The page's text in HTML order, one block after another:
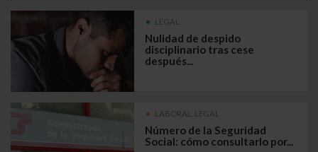
LEGAL
Nulidad de despido
disciplinario tras cese
después...
LABORAL, LEGAL
Número de la Seguridad
Social: cómo consultarlo por...